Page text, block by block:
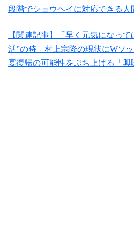
段階でショウヘイに対応できる人
【関連記事】「早く元気になっ
活”の時 村上宗隆の現状にWソ
宴復帰の可能性をぶち上げる「興